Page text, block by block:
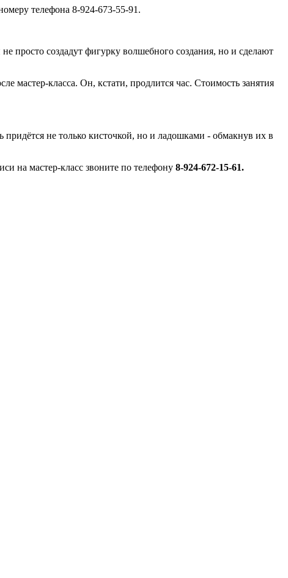
телефона 8-924-673-55-91.
просто создадут фигурку волшебного создания, но и сделают
мастер-класса. Он, кстати, продлится час. Стоимость занятия
придётся не только кисточкой, но и ладошками - обмакнув их в
на мастер-класс звоните по телефону 8-924-672-15-61.